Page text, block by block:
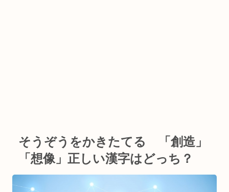
そうぞうをかきたてる 「創造」
「想像」正しい漢字はどっち？